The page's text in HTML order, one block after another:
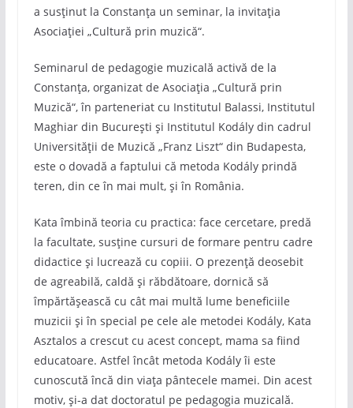
a susținut la Constanța un seminar, la invitația
Asociației „Cultură prin muzică“.
Seminarul de pedagogie muzicală activă de la
Constanța, organizat de Asociația „Cultură prin
Muzică“, în parteneriat cu Institutul Balassi, Institutul
Maghiar din Bucureşti și Institutul Kodály din cadrul
Universității de Muzică „Franz Liszt“ din Budapesta,
este o dovadă a faptului că metoda Kodály prindă
teren, din ce în mai mult, și în România.
Kata îmbină teoria cu practica: face cercetare, predă
la facultate, susține cursuri de formare pentru cadre
didactice și lucrează cu copiii. O prezență deosebit
de agreabilă, caldă și răbdătoare, dornică să
împărtășească cu cât mai multă lume beneficiile
muzicii și în special pe cele ale metodei Kodály, Kata
Asztalos a crescut cu acest concept, mama sa fiind
educatoare. Astfel încât metoda Kodály îi este
cunoscută încă din viața pântecele mamei. Din acest
motiv, și-a dat doctoratul pe pedagogia muzicală.